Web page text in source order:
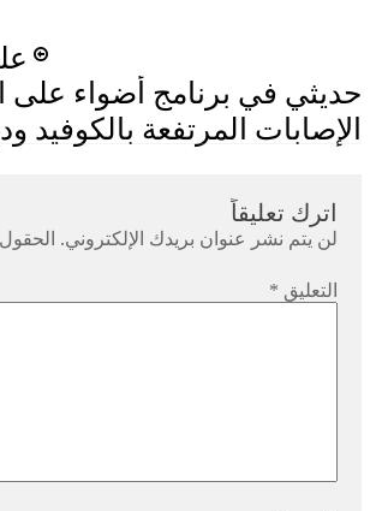
navigation
حديثي في برنامج أضواء على
الإصابات المرتفعة بالكوفيد
اترك تعليقاً
لن يتم نشر عنوان بريدك الإلكتروني.
التعليق *